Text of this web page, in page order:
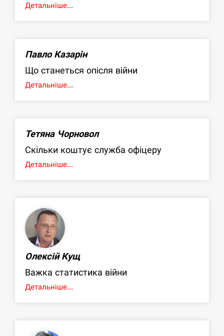
Детальніше...
Павло Казарін
Що станеться опісля війни
Детальніше...
Тетяна Чорновол
Скільки коштує служба офіцеру
Детальніше...
Олексій Кущ
Важка статистика війни
Детальніше...